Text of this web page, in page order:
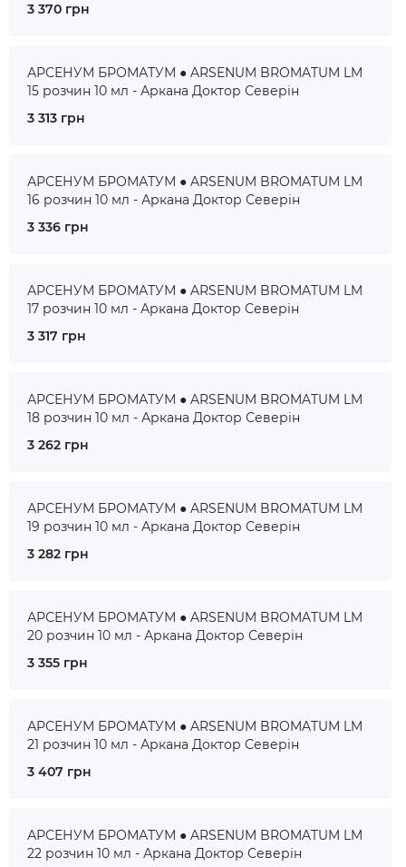
3 370 грн
АРСЕНУМ БРОМАТУМ ● ARSENUM BROMATUM LM
15 розчин 10 мл - Аркана Доктор Северін
3 313 грн
АРСЕНУМ БРОМАТУМ ● ARSENUM BROMATUM LM
16 розчин 10 мл - Аркана Доктор Северін
3 336 грн
АРСЕНУМ БРОМАТУМ ● ARSENUM BROMATUM LM
17 розчин 10 мл - Аркана Доктор Северін
3 317 грн
АРСЕНУМ БРОМАТУМ ● ARSENUM BROMATUM LM
18 розчин 10 мл - Аркана Доктор Северін
3 262 грн
АРСЕНУМ БРОМАТУМ ● ARSENUM BROMATUM LM
19 розчин 10 мл - Аркана Доктор Северін
3 282 грн
АРСЕНУМ БРОМАТУМ ● ARSENUM BROMATUM LM
20 розчин 10 мл - Аркана Доктор Северін
3 355 грн
АРСЕНУМ БРОМАТУМ ● ARSENUM BROMATUM LM
21 розчин 10 мл - Аркана Доктор Северін
3 407 грн
АРСЕНУМ БРОМАТУМ ● ARSENUM BROMATUM LM
22 розчин 10 мл - Аркана Доктор Северін